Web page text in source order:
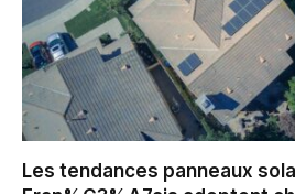
Les tendances panneaux